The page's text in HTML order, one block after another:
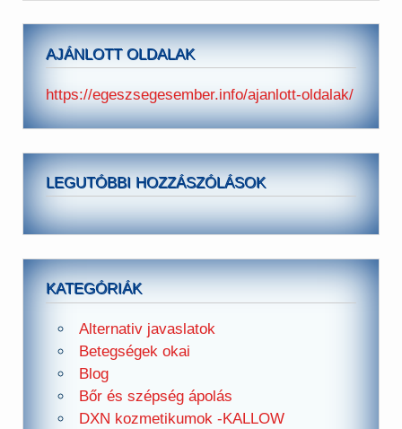
AJÁNLOTT OLDALAK
https://egeszsegesember.info/ajanlott-oldalak/
LEGUTÓBBI HOZZÁSZÓLÁSOK
KATEGÓRIÁK
Alternativ javaslatok
Betegségek okai
Blog
Bőr és szépség ápolás
DXN kozmetikumok -KALLOW